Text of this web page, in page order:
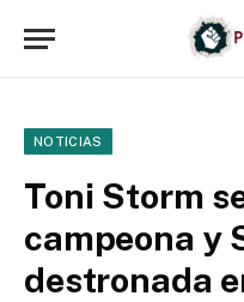
NOTICIAS
Toni Storm
campeona y
destronada